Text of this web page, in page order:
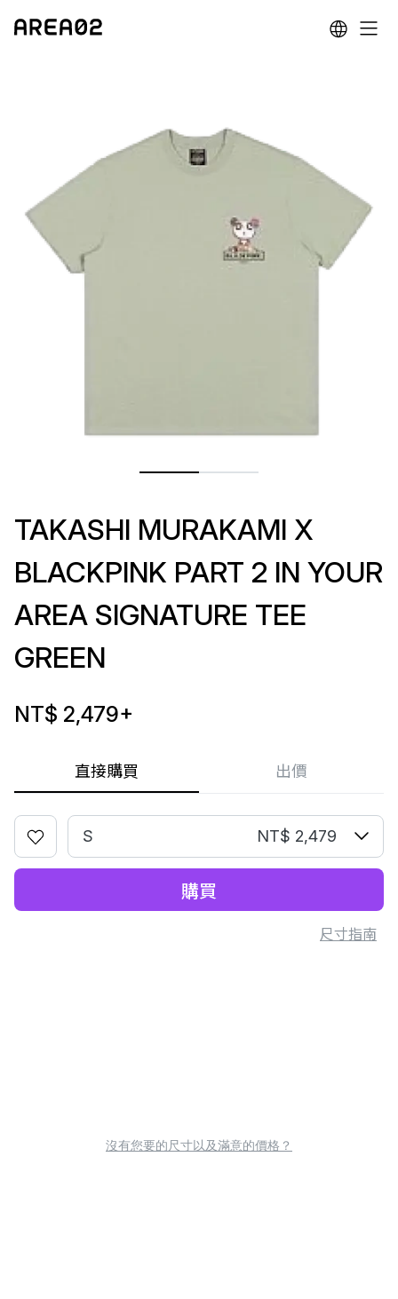
直接購買 出價
TAKASHI MURAKAMI X
BLACKPINK PART 2 IN YOUR
AREA SIGNATURE TEE
GREEN
NT$ 2,479+
S NT$ 2,479
購買
尺寸指南
沒有您要的尺寸以及滿意的價格？